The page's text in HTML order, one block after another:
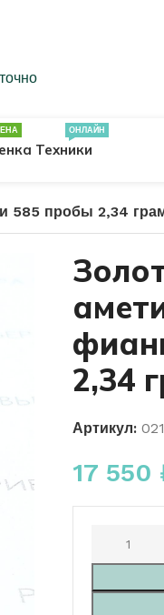
ПЕЧАТКИ
Техники
ОНЛАЙН
585 пробы 2,34
2,34
Артикул:
17 550